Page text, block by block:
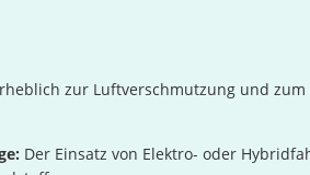
zur Luftverschmutzung und
Der Einsatz von Elektro- oder